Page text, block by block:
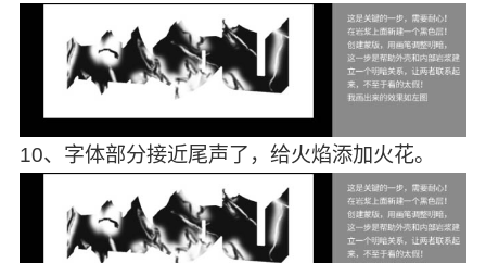
10、字体部分接近尾声了，给火焰添加火花。